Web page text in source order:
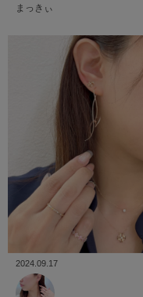
まっきぃ
2024.09.17